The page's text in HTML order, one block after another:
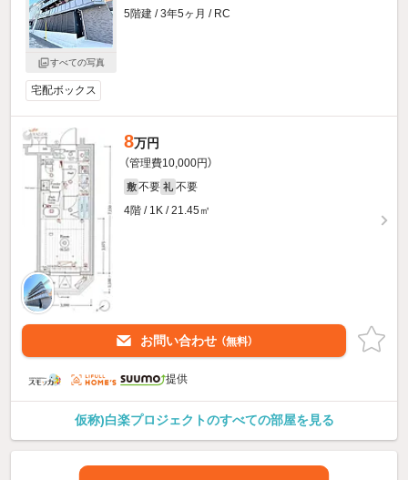
すべての写真
5階建 / 3年5ヶ月 / RC
宅配ボックス
8万円
（管理費10,000円）
敷 不要 礼 不要
4階 / 1K / 21.45㎡
お問い合わせ （無料）
提供
仮称)白楽プロジェクトのすべての部屋を見る